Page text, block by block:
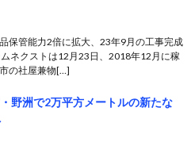
保管能力2倍に拡大、23年9月の工事完成
ネクストは12月23日、2018年12月に稼
の社屋兼物[…]
野洲で2万平方メートルの新たな